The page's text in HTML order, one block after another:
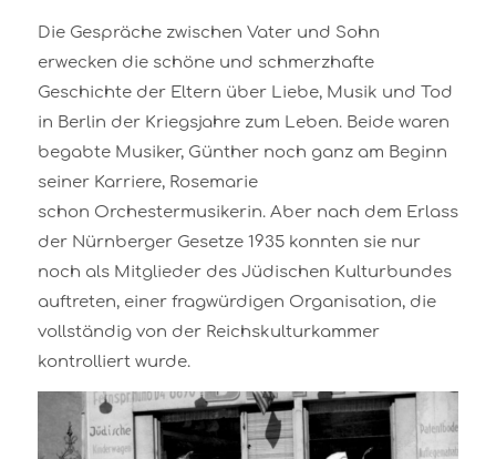
Die Gespräche zwischen Vater und Sohn
erwecken die schöne und schmerzhafte
Geschichte der Eltern über Liebe, Musik und Tod
in Berlin der Kriegsjahre zum Leben. Beide waren
begabte Musiker, Günther noch ganz am Beginn
seiner Karriere, Rosemarie
schon Orchestermusikerin. Aber nach dem Erlass
der Nürnberger Gesetze 1935 konnten sie nur
noch als Mitglieder des Jüdischen Kulturbundes
auftreten, einer fragwürdigen Organisation, die
vollständig von der Reichskulturkammer
kontrolliert wurde.